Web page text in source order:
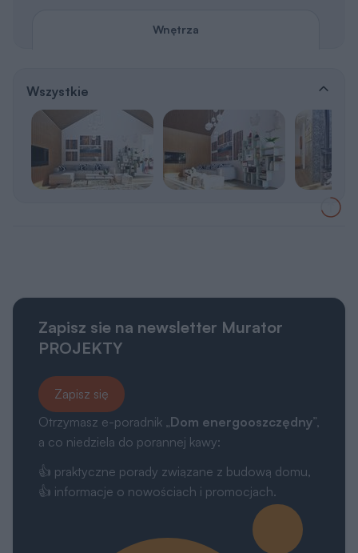
Wnętrza
Wszystkie
Zapisz sie na newsletter Murator
PROJEKTY
Zapisz się
Otrzymasz e-poradnik „Dom energooszczędny”,
a co niedziela do porannej kawy:
👍 praktyczne porady związane z budową domu,
👍 informacje o nowościach i promocjach.